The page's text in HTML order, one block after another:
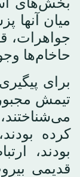
میان آنها
حاخام‌ها
برای
تیمش مجبور
کرده
بودند،
قدیمی